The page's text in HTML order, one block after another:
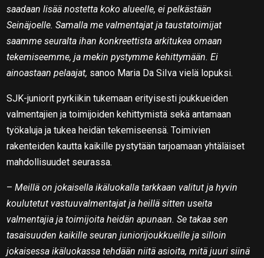
saadaan lisää nostetta koko alueelle, ei pelkästään
Seinäjoelle. Samalla me valmentajat ja taustatoimijat
saamme seuralta ihan konkreettista arkitukea omaan
tekemiseemme, ja mekin pystymme kehittymään. Ei
ainoastaan pelaajat, sanoo Maria Da SiIva vielä lopuksi.
SJK-juniorit pyrkiikin tukemaan erityisesti joukkueiden
valmentajien ja toimijoiden kehittymistä sekä antamaan
työkaluja ja tukea heidän tekemiseensä. Toimivien
rakenteiden kautta kaikille pystytään tarjoamaan yhtäläiset
mahdollisuudet seurassa.
–Meillä on jokaisella ikäluokalla tarkkaan valitut ja hyvin
koulutetut vastuuvalmentajat ja heillä sitten useita
valmentajia ja toimijoita heidän apunaan. Se takaa sen
tasaisuuden kaikille seuran juniorijoukkueille ja silloin
jokaisessa ikäluokassa tehdään niitä asioita, mitä juuri siinä